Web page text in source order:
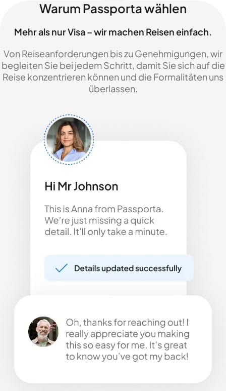
Warum Passporta wählen
Mehr als nur Visa – wir machen Reisen einfach.
Von Reiseanforderungen bis zu Genehmigungen, wir
begleiten Sie bei jedem Schritt, damit Sie sich auf die
Reise konzentrieren können und die Formalitäten uns
überlassen.